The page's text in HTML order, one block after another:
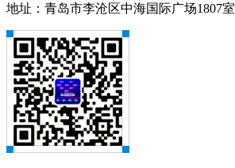
地址：青岛市李沧区中海国际广场1807室